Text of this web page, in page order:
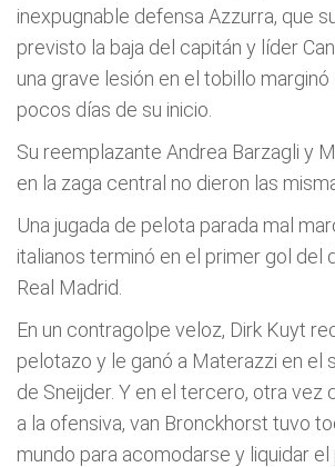
inexpugnable defensa Azzurra, que
previsto la baja del capitán y lí­der
una grave lesión en el tobillo
pocos dí­as de su inicio.
Su reemplazante Andrea Barzagli y
en la zaga central no dieron las
Una jugada de pelota parada mal
italianos terminó en el primer gol del
Real Madrid.
En un contragolpe veloz, Dirk Kuyt
pelotazo y le ganó a Materazzi en el
de Sneijder. Y en el tercero, otra vez
a la ofensiva, van Bronckhorst tuvo
mundo para acomodarse y liquidar el